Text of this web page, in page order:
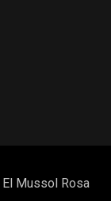
El Mussol Rosa